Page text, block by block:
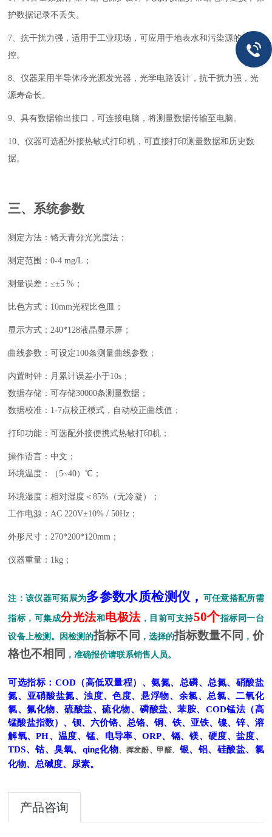
护数据记录不丢失。
7、抗干扰力强，适用于工业现场，可应用于地表水和污染源的监
控。
8、仪器采用半导体冷光源发光器，光学电路设计，抗干扰力强，光
源寿命长。
9、具有数据输出接口，可连接电脑，将测量数据传输至电脑。
10、仪器可选配外接热敏式打印机，可直接打印测量数据和历史数
据。
三、系统参数
测定方法：铬天青分光光度法 ；
测定范围：0-4 mg/L ；
测量误差：≤±5 % ；
比色方式： 10mm光程比色皿 ；
显示方式：240*128液晶显示屏；
曲线参数：可设定100条测量曲线参数；
内置时钟：月累计误差小于10s ；
数据存储：可存储30000条测量数据；
数据校准： 1-7点校正模式，自动校正曲线值；
打印功能：可选配外接便携式热敏打印机；
操作语言：中文；
环境温度：（5~40）℃ ；
环境湿度：相对湿度＜85% （无冷凝）；
工作电源：AC 220V±10% / 50Hz ；
外形尺寸：270*200*120mm ；
仪器重量： 1kg ；
注：该仪器可拓展为多参数水质检测仪， 可任意搭配所需
指标，可集成分光法和 电极法，目前可支持50个指标同一台
设备上检测。因检测的指标不同 ，选择的指标数量不同 ， 价
格也不相同 ，准确报价请联系销售人员。
可选指标： COD （高低双量程）、氨氮、总磷、总氮、硝酸盐
氮、亚硝酸盐氮、浊度、色度、悬浮物、余氯、总氯、二氧化
氯、氟化物、硫酸盐、硫化物、磷酸盐、苯胺、 COD锰法（高
锰酸盐指数）、钡、六价铬、总铬、铜、铁、亚铁、镍、锌、溶
解氧、PH、温度、锰、电导率、 ORP、镉、镁、硬度、盐度、
TDS、钴、臭氧、qing化物、挥发酚、甲醛、银、铝、硅酸盐、氯
化物、总碱度、尿素。
产品咨询